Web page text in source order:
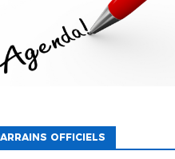
OFFICIELS